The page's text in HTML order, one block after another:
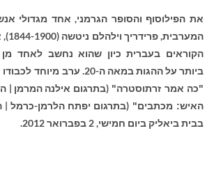
את הפילוסוף והסופר הגרמני, אחד מגדולי
הקוראים בעברית כיון שהוא נחשב לאחד
ביותר על ההגות במאה ה-20.
ערב מיוחד לכבודו
"כה אמר זרתוסטרה"(בתרגום אילנה המרמן |
האיש: מכתבים" (בתרגום יפתח הלרמן-כרמל |
בבית ביאליק ביום חמישי, 2 בפברואר 2012.